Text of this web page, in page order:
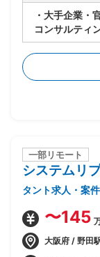
・大手企業・
コンサルティ
・ベンダー側
実行まで一気
・CSRD・
コンサルティ
・プロジェ
一部リモート
システムリ
タント求人・案件
〜145
大阪府 / 野田